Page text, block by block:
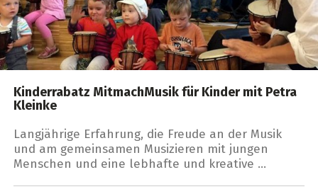
Kinderrabatz MitmachMusik für Kinder mit Petra
Kleinke
Langjährige Erfahrung, die Freude an der Musik
und am gemeinsamen Musizieren mit jungen
Menschen und eine lebhafte und kreative …